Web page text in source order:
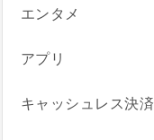
エンタメ
アプリ
キャッシュレス決済